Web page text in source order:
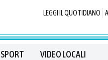
LEGGI IL QUOTIDIANO
SPORT VIDEO LOCALI